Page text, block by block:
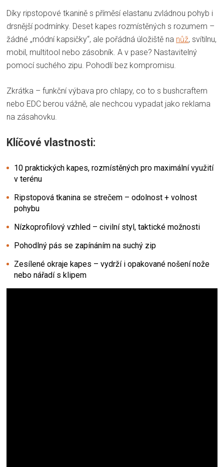
Díky ripstopové tkanině s příměsí elastanu zvládnou pohyb i
drsnější podmínky. Deset kapes rozmístěných s rozumem –
žádné „módní kapsičky“, ale pořádná úložiště na nůž, svítilnu,
mobil, multitool nebo zásobník. A v pase? Nastavitelný
pomocí suchého zipu. Pohodlí bez kompromisu.
Zkrátka – funkční výbava pro chlapy, co to s bushcraftem
nebo EDC berou vážně, ale nechcou vypadat jako reklama
na zásahovku.
Klíčové vlastnosti:
10 praktických kapes, rozmístěných pro maximální využití
v terénu
Ripstopová tkanina se strečem – odolnost + volnost
pohybu
Nízkoprofilový vzhled – civilní styl, taktické možnosti
Pohodlný pás se zapínáním na suchý zip
Zesílené okraje kapes – vydrží i opakované nošení nože
nebo nářadí s klipem